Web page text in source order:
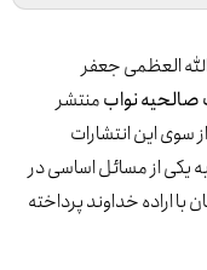
جعفر
نوابمنتشر
انتشارات
مسائل اساسی در
خداوند پرداخته